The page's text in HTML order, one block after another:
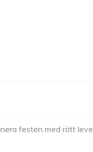
festen med rätt